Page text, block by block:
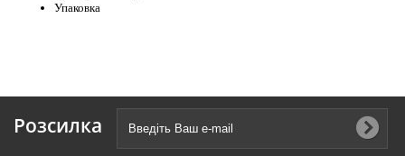
Упаковка
Розсилка